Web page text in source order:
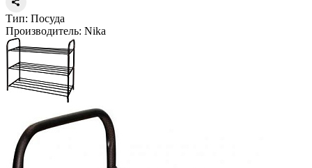
Тип: Посуда
Производитель: Nika